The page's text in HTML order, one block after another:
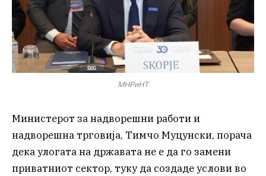
МНРиНТ
Министерот за надворешни работи и
надворешна трговија, Тимчо Муцунски, порача
дека улогата на државата не е да го замени
приватниот сектор, туку да создаде услови во